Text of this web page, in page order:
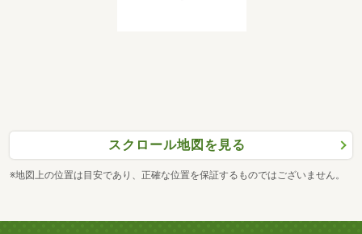
スクロール地図を見る
※地図上の位置は目安であり、正確な位置を保証するものではございません。